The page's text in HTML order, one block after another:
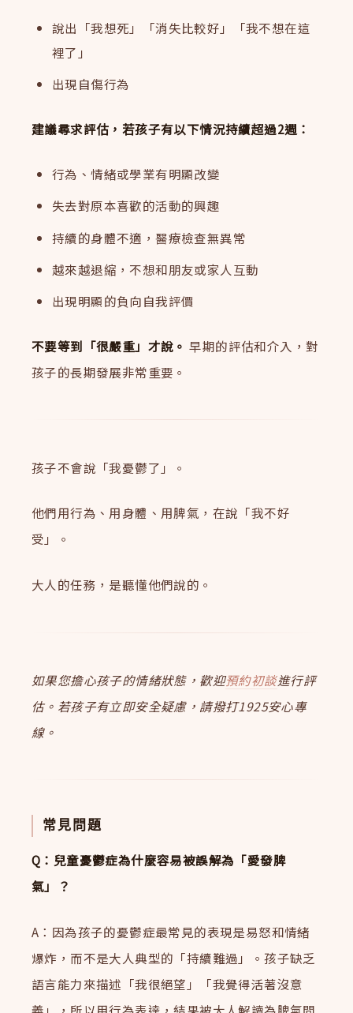
說出「我想死」「消失比較好」「我不想在這
裡了」
出現自傷行為
建議尋求評估，若孩子有以下情況持續超過2週：
行為、情緒或學業有明顯改變
失去對原本喜歡的活動的興趣
持續的身體不適，醫療檢查無異常
越來越退縮，不想和朋友或家人互動
出現明顯的負向自我評價
不要等到「很嚴重」才說。 早期的評估和介入，對
孩子的長期發展非常重要。
孩子不會說「我憂鬱了」。
他們用行為、用身體、用脾氣，在說「我不好
受」。
大人的任務，是聽懂他們說的。
如果您擔心孩子的情緒狀態，歡迎預約初談進行評
估。若孩子有立即安全疑慮，請撥打1925安心專
線。
常見問題
Q：兒童憂鬱症為什麼容易被誤解為「愛發脾
氣」？
A：因為孩子的憂鬱症最常見的表現是易怒和情緒
爆炸，而不是大人典型的「持續難過」。孩子缺乏
語言能力來描述「我很絕望」「我覺得活著沒意